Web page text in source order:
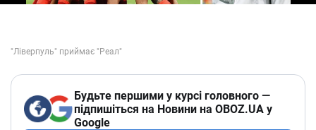
Будьте першими у курсі головного —
підпишіться на Новини на OBOZ.UA у
Google